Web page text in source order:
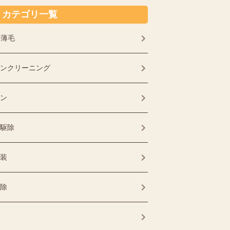
カテゴリ一覧
毛
クリーニング
除